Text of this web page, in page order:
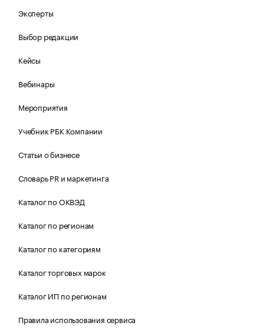
Эксперты
Выбор редакции
Кейсы
Вебинары
Мероприятия
Учебник РБК Компании
Статьи о бизнесе
Словарь PR и маркетинга
Каталог по ОКВЭД
Каталог по регионам
Каталог по категориям
Каталог торговых марок
Каталог ИП по регионам
Правила использования сервиса